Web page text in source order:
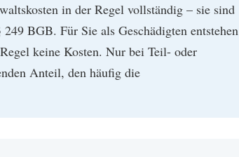
in der Regel vollständig – sie sind
249 BGB. Für Sie als Geschädigten entstehen
keine Kosten. Nur bei Teil- oder
Anteil, den häufig die